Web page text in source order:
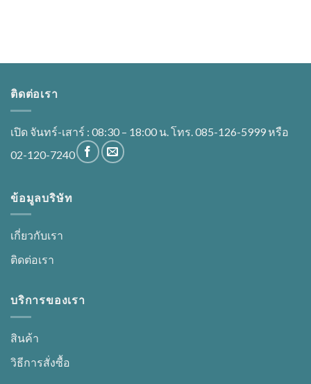
ติดต่อเรา
เปิด จันทร์-เสาร์ : 08:30 – 18:00 น. โทร. 085-126-5999 หรือ
02-120-7240
ข้อมูลบริษัท
เกี่ยวกับเรา
ติดต่อเรา
บริการของเรา
สินค้า
วิธีการสั่งซื้อ